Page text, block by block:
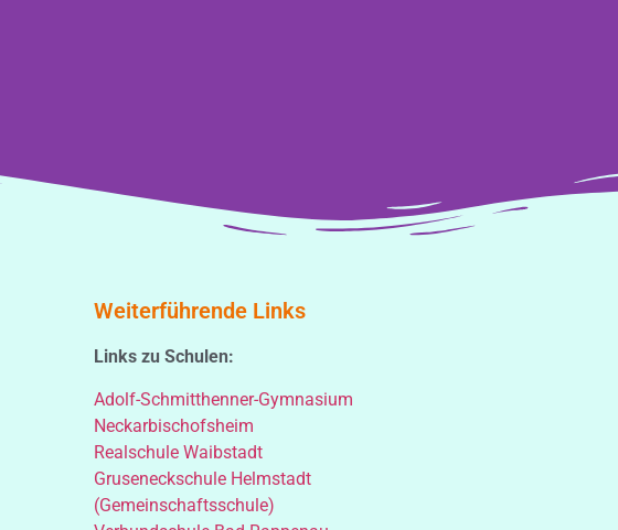
Weiterführende Links
Links zu Schulen:
Adolf-Schmitthenner-Gymnasium
Neckarbischofsheim
Realschule Waibstadt
Gruseneckschule Helmstadt
(Gemeinschaftsschule)